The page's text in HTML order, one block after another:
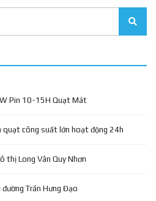
Pin 10-15H Quạt Mát
quạt công suất lớn hoạt động 24h
thị Long Vân Quy Nhơn
đường Trần Hưng Đạo